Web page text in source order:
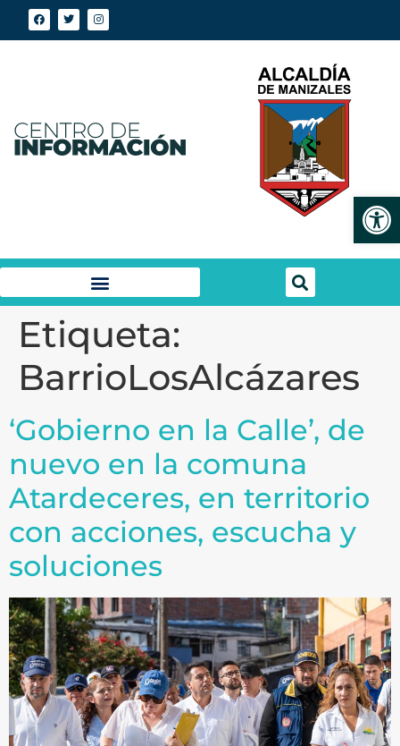
Etiqueta:
BarrioLosAlcázares
‘Gobierno en la Calle’, de
nuevo en la comuna
Atardeceres, en territorio
con acciones, escucha y
soluciones